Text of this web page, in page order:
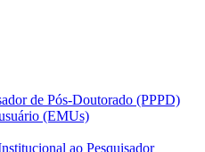
de Pós-Doutorado (PPPD)
(EMUs)
ao Pesquisador